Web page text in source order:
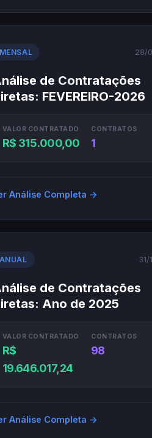
MENSAL 28/
de Contratações
FEVEREIRO-2026
VALOR CONTRATADO
R$ 315.000,00
CONTRATOS
1
Análise Completa →
ANUAL 31/
de Contratações
Ano de 2025
VALOR CONTRATADO
R$
19.646.017,24
CONTRATOS
98
Análise Completa →